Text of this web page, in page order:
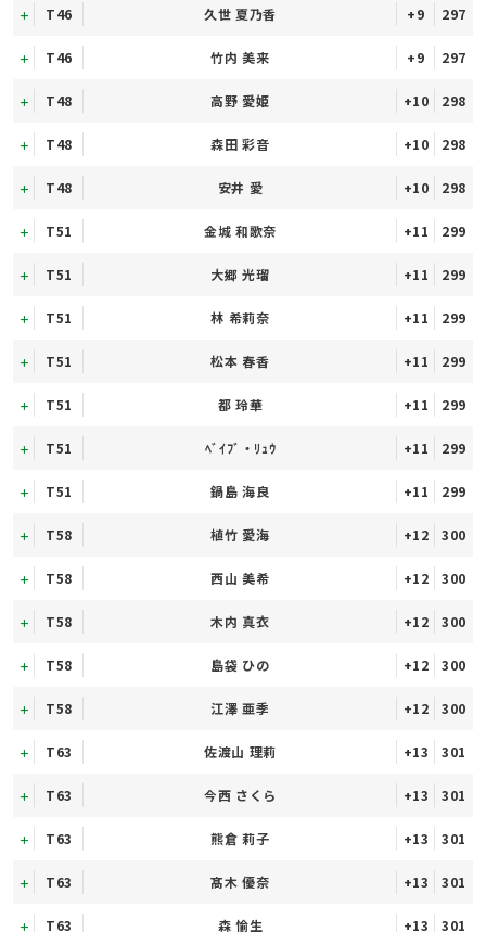
T46 久世 夏乃香 +9 297
T46 竹内 美来 +9 297
T48 高野 愛姫 +10 298
T48 森田 彩音 +10 298
T48 安井 愛 +10 298
T51 金城 和歌奈 +11 299
T51 大郷 光瑠 +11 299
T51 林 希莉奈 +11 299
T51 松本 春香 +11 299
T51 都 玲華 +11 299
T51 ﾍﾞｲﾌﾞ・ﾘｭｳ +11 299
T51 鍋島 海良 +11 299
T58 植竹 愛海 +12 300
T58 西山 美希 +12 300
T58 木内 真衣 +12 300
T58 島袋 ひの +12 300
T58 江澤 亜季 +12 300
T63 佐渡山 理莉 +13 301
T63 今西 さくら +13 301
T63 熊倉 莉子 +13 301
T63 髙木 優奈 +13 301
T63 森 愉生 +13 301